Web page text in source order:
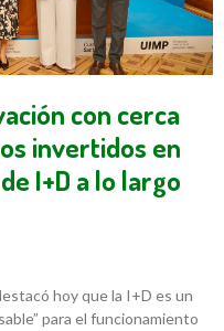
con cerca
invertidos en
I+D a lo largo
hoy que la I+D es un
para el funcionamiento